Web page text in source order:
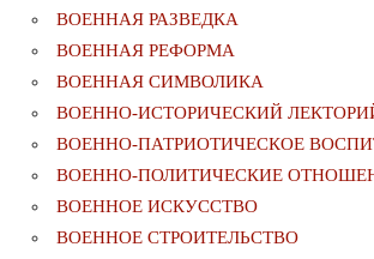
ВОЕННАЯ РАЗВЕДКА
ВОЕННАЯ РЕФОРМА
ВОЕННАЯ СИМВОЛИКА
ВОЕННО-ИСТОРИЧЕСКИЙ
ВОЕННО-ПАТРИОТИЧЕСКОЕ
ВОЕННО-ПОЛИТИЧЕСКИE
ВОЕННОЕ ИСКУССТВО
ВОЕННОЕ СТРОИТЕЛЬСТВО